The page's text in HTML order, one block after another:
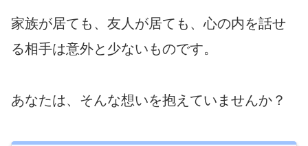
家族が居ても、友人が居ても、心の内を話せ
る相手は意外と少ないものです。
あなたは、そんな想いを抱えていませんか？